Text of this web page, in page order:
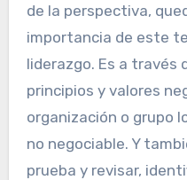
de la perspectiva,
importancia de este
liderazgo. Es a través
principios y valores
organización o grupo
no negociable. Y
prueba y revisar,